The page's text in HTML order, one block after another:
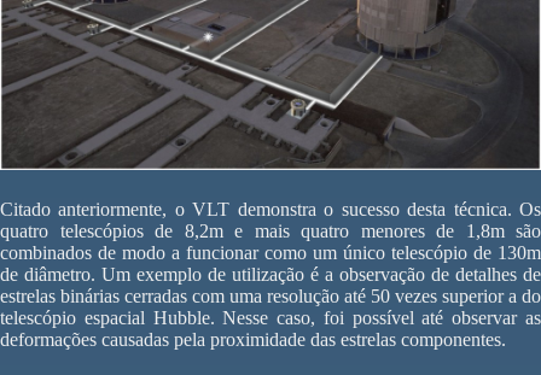
Citado anteriormente, o VLT demonstra o sucesso desta técnica. Os
quatro telescópios de 8,2m e mais quatro menores de 1,8m são
combinados de modo a funcionar como um único telescópio de 130m
de diâmetro. Um exemplo de utilização é a observação de detalhes de
estrelas binárias cerradas com uma resolução até 50 vezes superior a do
telescópio espacial Hubble. Nesse caso, foi possível até observar as
deformações causadas pela proximidade das estrelas componentes.